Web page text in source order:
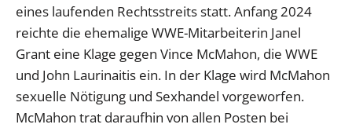
eines laufenden Rechtsstreits statt. Anfang 2024
reichte die ehemalige WWE-Mitarbeiterin Janel
Grant eine Klage gegen Vince McMahon, die WWE
und John Laurinaitis ein. In der Klage wird McMahon
sexuelle Nötigung und Sexhandel vorgeworfen.
McMahon trat daraufhin von allen Posten bei